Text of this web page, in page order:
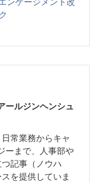
ールジンヘンシュ
常業務からキャ
ーまで、人事部や
記事（ノウハ
を提供していま